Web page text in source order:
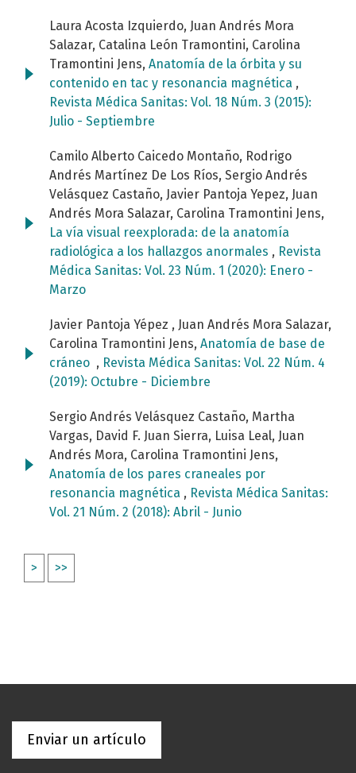
Laura Acosta Izquierdo, Juan Andrés Mora
Salazar, Catalina León Tramontini, Carolina
Tramontini Jens, Anatomía de la órbita y su
contenido en tac y resonancia magnética ,
Revista Médica Sanitas: Vol. 18 Núm. 3 (2015):
Julio - Septiembre
Camilo Alberto Caicedo Montaño, Rodrigo
Andrés Martínez De Los Ríos, Sergio Andrés
Velásquez Castaño, Javier Pantoja Yepez, Juan
Andrés Mora Salazar, Carolina Tramontini Jens,
La vía visual reexplorada: de la anatomía
radiológica a los hallazgos anormales , Revista
Médica Sanitas: Vol. 23 Núm. 1 (2020): Enero -
Marzo
Javier Pantoja Yépez , Juan Andrés Mora Salazar,
Carolina Tramontini Jens, Anatomía de base de
cráneo , Revista Médica Sanitas: Vol. 22 Núm. 4
(2019): Octubre - Diciembre
Sergio Andrés Velásquez Castaño, Martha
Vargas, David F. Juan Sierra, Luisa Leal, Juan
Andrés Mora, Carolina Tramontini Jens,
Anatomía de los pares craneales por
resonancia magnética , Revista Médica Sanitas:
Vol. 21 Núm. 2 (2018): Abril - Junio
> >>
Enviar un artículo